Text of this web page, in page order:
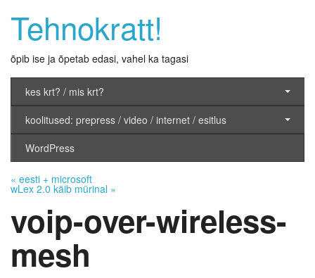
Tehnokratt!
õpib ise ja õpetab edasi, vahel ka tagasi
kes krt? / mis krt?
koolitused: prepress / video / internet / esitlus
WordPress
« eesti + microsoft
wLex 2.0 käib mürinal »
voip-over-wireless-
mesh